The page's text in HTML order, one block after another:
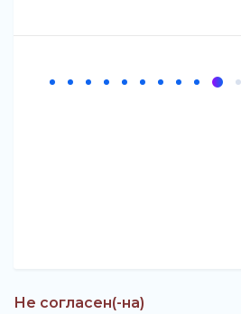
Не согласен(-на)